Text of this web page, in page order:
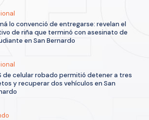
lo convenció de entregarse: revelan el
de riña que terminó con asesinato de
en San Bernardo
de celular robado permitió detener a tres
y recuperar dos vehículos en San